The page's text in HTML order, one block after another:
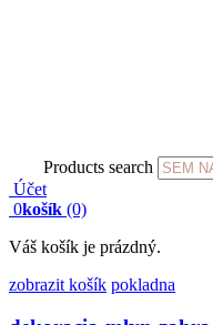
Products search
Účet
0košík (0)
Váš košík je prázdný.
zobrazit košík pokladna